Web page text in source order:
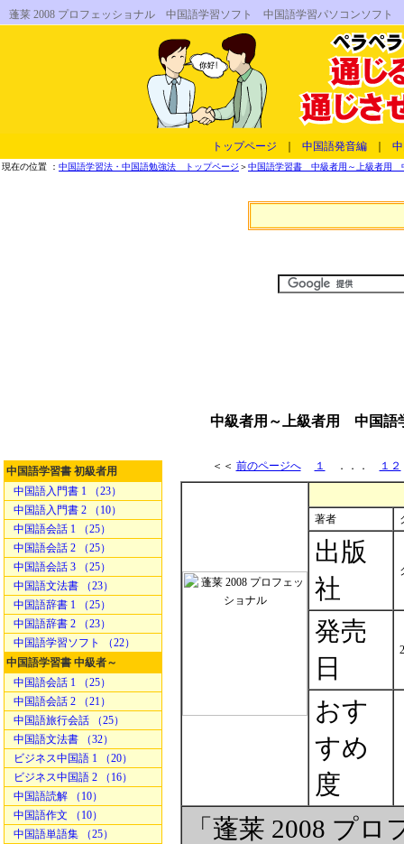
蓬莱 2008 プロフェッショナル 中国語学習ソフト 中国語学習パソコンソ
トップページ 中国語発音編
現在の位置 ： 中国語学習法・中国語勉強法 トップページ ＞中国語学習書 中級者用～上級者用
中級者用～上級者用 中国語
中国語学習書 初級者用
中国語入門書 1 （23）
中国語入門書 2 （10）
中国語会話 1 （25）
中国語会話 2 （25）
中国語会話 3 （25）
中国語文法書 （23）
中国語辞書 1 （25）
中国語辞書 2 （23）
中国語学習ソフト （22）
中国語学習書 中級者～
中国語会話 1 （25）
中国語会話 2 （21）
中国語旅行会話 （25）
中国語文法書 （32）
ビジネス中国語 1 （20）
ビジネス中国語 2 （16）
中国語読解 （10）
中国語作文 （10）
中国語単語集 （25）
＜＜ 前のページへ １ ．．． １２
著者
出版
社
発売
日
おす
すめ
度
「蓬莱 2008 プ